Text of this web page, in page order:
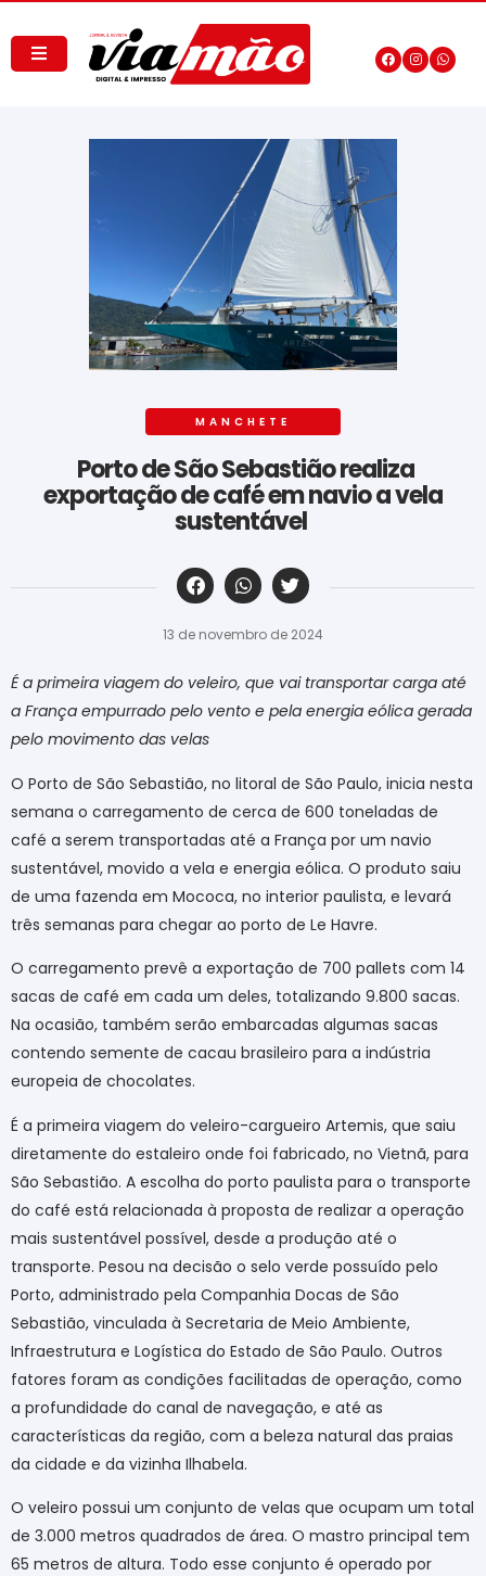
MANCHETE
Porto de São Sebastião realiza
exportação de café em navio a vela
sustentável
‎ ‎ ‎ ‎ ‎ ‎ ‎ ‎ ‎ ‎ ‎ ‎ ‎ ‎ ‎ ‎ ‎ ‎ ‎ ‎ ‎ ‎ ‎ ‎ ‎ ‎ ‎ ‎ ‎ ‎ ‎
13 de novembro de 2024
É a primeira viagem do veleiro, que vai transportar carga até
a França empurrado pelo vento e pela energia eólica gerada
pelo movimento das velas
O Porto de São Sebastião, no litoral de São Paulo, inicia nesta
semana o carregamento de cerca de 600 toneladas de
café a serem transportadas até a França por um navio
sustentável, movido a vela e energia eólica. O produto saiu
de uma fazenda em Mococa, no interior paulista, e levará
três semanas para chegar ao porto de Le Havre.
O carregamento prevê a exportação de 700 pallets com 14
sacas de café em cada um deles, totalizando 9.800 sacas.
Na ocasião, também serão embarcadas algumas sacas
contendo semente de cacau brasileiro para a indústria
europeia de chocolates.
É a primeira viagem do veleiro-cargueiro Artemis, que saiu
diretamente do estaleiro onde foi fabricado, no Vietnã, para
São Sebastião. A escolha do porto paulista para o transporte
do café está relacionada à proposta de realizar a operação
mais sustentável possível, desde a produção até o
transporte. Pesou na decisão o selo verde possuído pelo
Porto, administrado pela Companhia Docas de São
Sebastião, vinculada à Secretaria de Meio Ambiente,
Infraestrutura e Logística do Estado de São Paulo. Outros
fatores foram as condições facilitadas de operação, como
a profundidade do canal de navegação, e até as
características da região, com a beleza natural das praias
da cidade e da vizinha Ilhabela.
O veleiro possui um conjunto de velas que ocupam um total
de 3.000 metros quadrados de área. O mastro principal tem
65 metros de altura. Todo esse conjunto é operado por